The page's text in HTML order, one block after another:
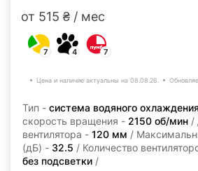
от 515 ₴ / мес
7 4 7
Цена и наличие актуальны на 08.08.26.
Тип - система водяного охлаждения
скорость вращения - 2150 об/мин /
вентилятора - 120 мм /
(дБ) - 32.5 / Количество
без подсветки /